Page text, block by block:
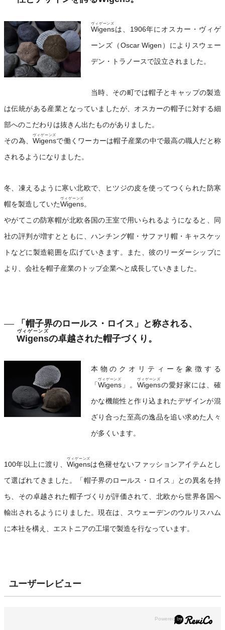
Wigens
ヴィゲーンズ
は、1906年にオスカー・ヴィゲ
ーンズ（Oscar Wigen）によりスウェー
デン・トラノースで設立されました。
当時、その町では帽子とキャップの製造
は伝統がある産業となっていましたが、オスカーの帽子に対する細
部へのこだわりは抜きん出たものがありました。
その為、 Wigens
ヴィゲーンズ
で働くワーカーは帽子産業の中で最高の職人だと称
されるようになりました。
冬、凍えるように寒い北欧で、ヒツジの皮を使ってつくられた防寒
帽を製造していたWigens
ヴィゲーンズ
。
やがてこの防寒帽が北欧各国の王室で用いられるようになると、同
社の評判が増すとともに、ハンチング帽・サファリ帽・キャスケッ
トなどに製造範囲を広げていきます。また、彼のリーダーシップに
より、会社を帽子産業のトップ企業へと成長していきました。
「帽子界のロールス・ロイス」と称される、
Wigens
ヴィゲーンズ
の卓越された帽子づくり。
本物のクオリティーを象徴する
「Wigens
ヴィゲーンズ
」。 Wigens
ヴィゲーンズ
の愛好家には、確
かな機能性と作り込まれたデザインが混
ざり合った至高の逸品を追い求めた人々
が多くいます。
100年以上に渡り、 Wigens
ヴィゲーンズ
は色褪せないファッションアイテムとし
て選ばれてきました。「帽子界のロールス・ロイス」との異名を持
ち、その卓越された帽子づくりが評価されて、北欧から世界各国へ
輸出されるようにりました。現在は、スウェーデンのウルリスハム
に本社を構え、エストニアの工場で製造を行なっています。
ユーザーレビュー